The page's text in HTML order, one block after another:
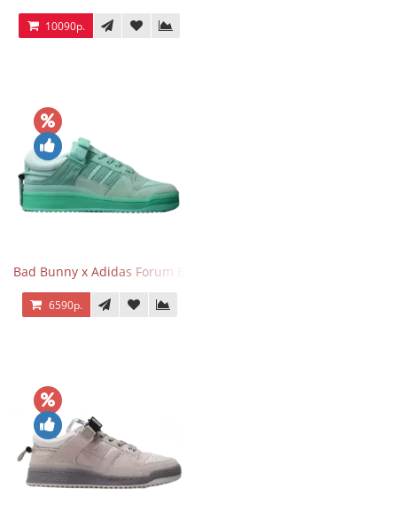
10090р.
Bad Bunny x Adidas Forum Buckle Low Mint Blue
6590р.